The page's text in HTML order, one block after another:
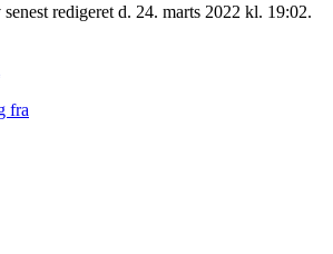
redigeret d. 24. marts 2022 kl. 19:02.
fra